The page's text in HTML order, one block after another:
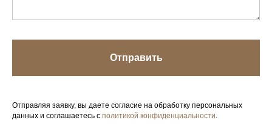
Отправить
Отправляя заявку, вы даете согласие на обработку персональных
данных и соглашаетесь с политикой конфиденциальности